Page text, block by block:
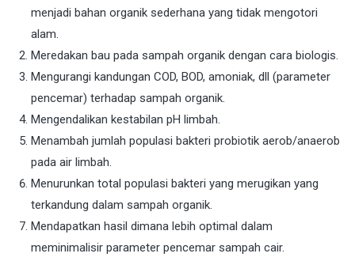
menjadi bahan organik sederhana yang tidak mengotori
alam.
Meredakan bau pada sampah organik dengan cara biologis.
Mengurangi kandungan COD, BOD, amoniak, dll (parameter
pencemar) terhadap sampah organik.
Mengendalikan kestabilan pH limbah.
Menambah jumlah populasi bakteri probiotik aerob/anaerob
pada air limbah.
Menurunkan total populasi bakteri yang merugikan yang
terkandung dalam sampah organik.
Mendapatkan hasil dimana lebih optimal dalam
meminimalisir parameter pencemar sampah cair.